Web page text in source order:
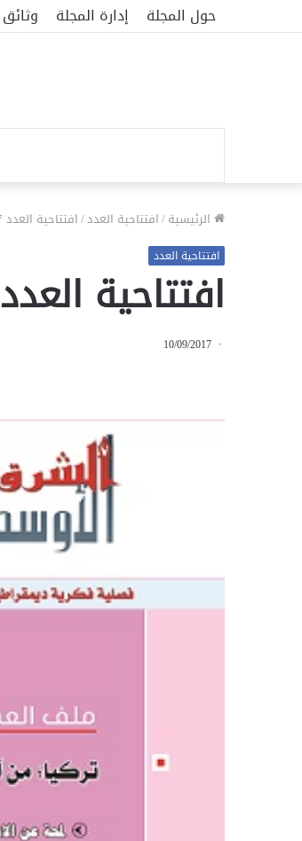
حول المجلة إدارة المجلة وثائق
الرئيسية/افتتاحية العدد/افتتاحية العدد 37: العثمانية الجديدة
افتتاحية العدد
افتتاحية العدد 37: العثمانية الجديدة
10/09/2017